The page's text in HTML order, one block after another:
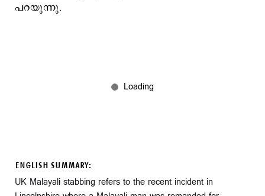
പറയുന്നു.
ENGLISH SUMMARY:
UK Malayali stabbing refers to the recent incident in